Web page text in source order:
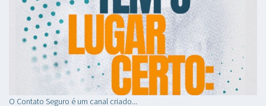
O Contato Seguro é um canal criado...